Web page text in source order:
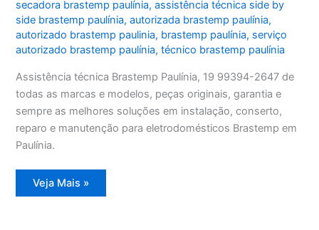
secadora brastemp paulínia,assistência técnica side by
side brastemp paulínia,autorizada brastemp paulínia,
autorizado brastemp paulinia, brastemp paulínia, serviço
autorizado brastemp paulínia,técnico brastemp paulínia
Assistência técnica Brastemp Paulínia, 19 99394-2647 de
todas as marcas e modelos, peças originais, garantia e
sempre as melhores soluções em instalação, conserto,
reparo e manutenção para eletrodomésticos Brastemp em
Paulínia.
Assistência
técnica
Veja Mais »